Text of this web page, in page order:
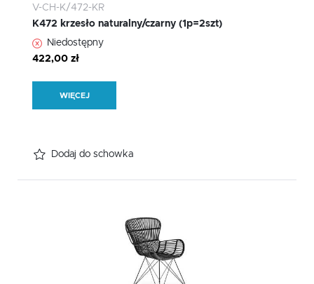
V-CH-K/472-KR
K472 krzesło naturalny/czarny (1p=2szt)
Niedostępny
422,00 zł
WIĘCEJ
Dodaj do schowka